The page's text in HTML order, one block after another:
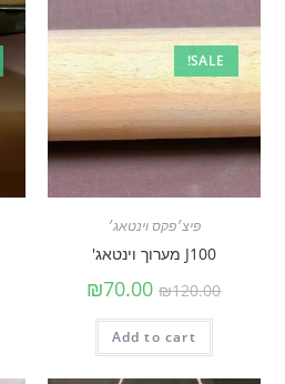
SALE!
פיצ׳פקס וינטאג׳
J100 מערוך וינטאג'
₪120.00
₪70.00
Add to cart